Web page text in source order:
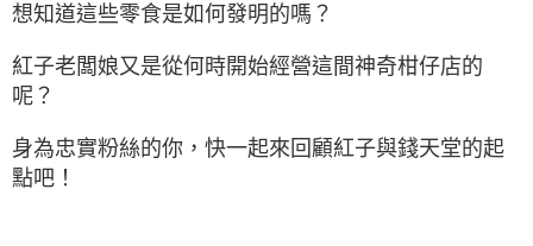
想知道這些零食是如何發明的嗎？
紅子老闆娘又是從何時開始經營這間神奇柑仔店的
呢？
身為忠實粉絲的你，快一起來回顧紅子與錢天堂的起
點吧！